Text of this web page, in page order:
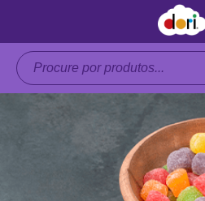
Pesquisar
produtos